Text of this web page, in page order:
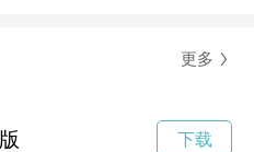
更多
下载